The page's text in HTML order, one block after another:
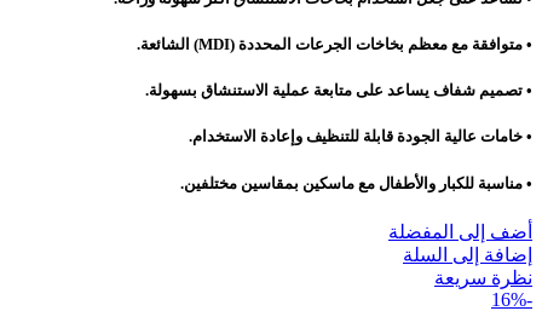
• متوافقة مع معظم بخاخات الجرعات المحددة (MDI) الشائعة.
• تصميم شفاف يساعد على متابعة عملية الاستنشاق بسهولة.
• خامات عالية الجودة قابلة للتنظيف وإعادة الاستخدام.
• مناسبة للكبار والأطفال مع ماسكين بمقاسين مختلفين.
أضف إلى المفضلة
إضافة إلى السلة
نظرة سريعة
-16%